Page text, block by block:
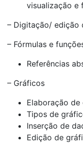
visualização e
– Digitação/ edição
– Fórmulas e
Referências
– Gráficos
Elaboração
Tipos de
Inserção de
Edição de